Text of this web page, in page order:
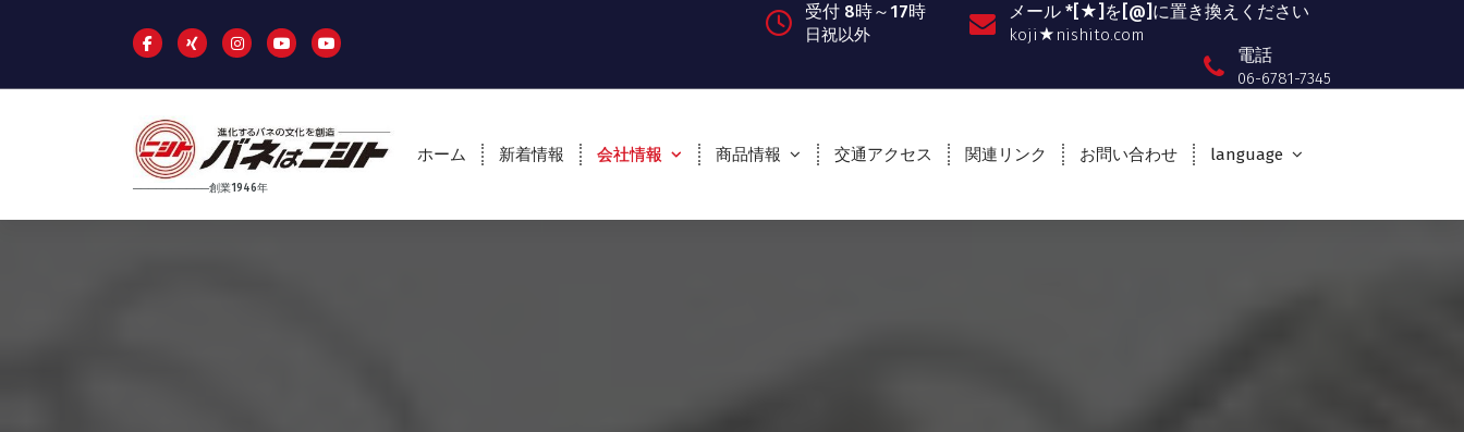
プ
受付 8時～17時
日祝以外
メール *[★]を[@]に置き換えください
koji★nishito.com
電話
06-6781-7345
──────────創業1946年
ホーム 新着情報 会社情報 商品情報 交通アクセス 関連リンク お問い合わせ language